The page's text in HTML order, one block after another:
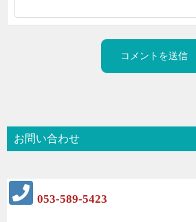
お問い合わせ
053-589-5423